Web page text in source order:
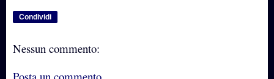
Condividi
Nessun commento: